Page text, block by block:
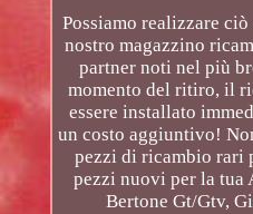
Possiamo realizzare
nostro magazzino
partner noti nel più
momento del ritiro, il
essere installato
un costo aggiuntivo!
pezzi di ricambio rari
pezzi nuovi per la tua
Bertone Gt/Gtv,